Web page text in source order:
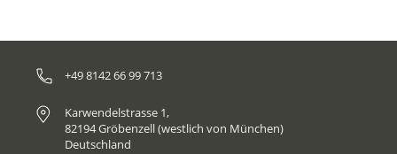
+49 8142 66 99 713
Karwendelstrasse 1,
82194 Gröbenzell (westlich von München)
Deutschland